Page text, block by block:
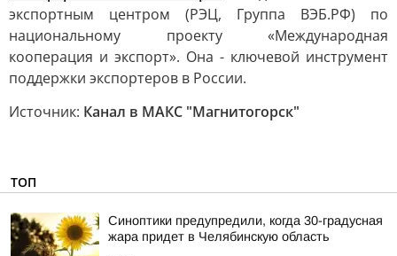
экспортным центром (РЭЦ, Группа ВЭБ.РФ) по
национальному проекту «Международная
кооперация и экспорт». Она - ключевой инструмент
поддержки экспортеров в России.
Источник: Канал в МАКС "Магнитогорск"
ТОП
Синоптики предупредили, когда 30-градусная
жара придет в Челябинскую область